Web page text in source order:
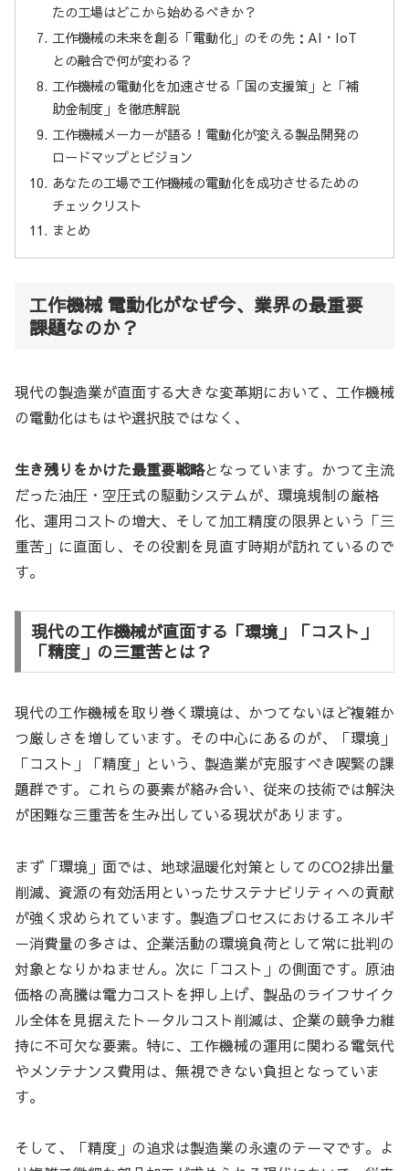
たの工場はどこから始めるべきか？
工作機械の未来を創る「電動化」のその先：AI・IoT
との融合で何が変わる？
工作機械の電動化を加速させる「国の支援策」と「補
助金制度」を徹底解説
工作機械メーカーが語る！電動化が変える製品開発の
ロードマップとビジョン
あなたの工場で工作機械の電動化を成功させるための
チェックリスト
まとめ
工作機械 電動化がなぜ今、業界の最重要
課題なのか？
現代の製造業が直面する大きな変革期において、工作機械
の電動化はもはや選択肢ではなく、
生き残りをかけた最重要戦略となっています。かつて主流
だった油圧・空圧式の駆動システムが、環境規制の厳格
化、運用コストの増大、そして加工精度の限界という「三
重苦」に直面し、その役割を見直す時期が訪れているので
す。
現代の工作機械が直面する「環境」「コスト」
「精度」の三重苦とは？
現代の工作機械を取り巻く環境は、かつてないほど複雑か
つ厳しさを増しています。その中心にあるのが、「環境」
「コスト」「精度」という、製造業が克服すべき喫緊の課
題群です。これらの要素が絡み合い、従来の技術では解決
が困難な三重苦を生み出している現状があります。
まず「環境」面では、地球温暖化対策としてのCO2排出量
削減、資源の有効活用といったサステナビリティへの貢献
が強く求められています。製造プロセスにおけるエネルギ
ー消費量の多さは、企業活動の環境負荷として常に批判の
対象となりかねません。次に「コスト」の側面です。原油
価格の高騰は電力コストを押し上げ、製品のライフサイク
ル全体を見据えたトータルコスト削減は、企業の競争力維
持に不可欠な要素。特に、工作機械の運用に関わる電気代
やメンテナンス費用は、無視できない負担となっていま
す。
そして、「精度」の追求は製造業の永遠のテーマです。よ